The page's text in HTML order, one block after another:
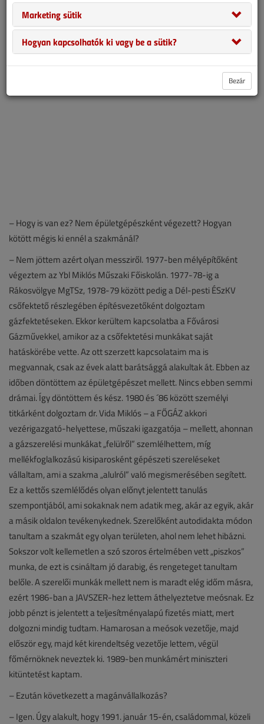
célokat fogalmaz meg, amiket idővel rendre teljesít. Mindezt teszi
úgy, hogy eredetileg nem is épületgépész a végzettsége, ám ezt
senki meg nem mondaná róla.
– Hogy is van ez? Nem épületgépészként végezett? Hogyan
kötött mégis ki ennél a szakmánál?
– Nem jöttem azért olyan messziről. 1977-ben mélyépítőként
végeztem az Ybl Miklós Műszaki Főiskolán. 1977-78-ig a
Rákosvölgye MgTSz, 1978-79 között pedig a Dél-pesti ÉSzKV
csőfektető részlegében építésvezetőként dolgoztam
gázfektetéseken. Ekkor kerültem kapcsolatba a Fővárosi
Gázművekkel, amikor az a csőfektetési munkákat saját
hatáskörébe vette. Az ott szerzett kapcsolataim ma is
megvannak, csak az évek alatt barátsággá alakultak át. Ebben az
időben döntöttem az épületgépészet mellett. Nincs ebben semmi
drámai. Így döntöttem és kész. 1980 és ´86 között személyi
titkárként dolgoztam dr. Vida Miklós – a FŐGÁZ akkori
vezérigazgató-helyettese, műszaki igazgatója – mellett, ahonnan
a gázszerelési munkákat „felülről” szemlélhettem, míg
mellékfoglalkozású kisiparosként gépészeti szereléseket
vállaltam, ami a szakma „alulról” való megismerésében segített.
Ez a kettős szemlélődés olyan előnyt jelentett tanulás
szempontjából, ami sokaknak nem adatik meg, akár az egyik, akár
a másik oldalon tevékenykednek. Szerelőként autodidakta módon
tanultam a szakmát egy olyan területen, ahol nem lehet hibázni.
Sokszor volt kellemetlen a szó szoros értelmében vett „piszkos”
munka, de ezt is csináltam jó darabig, és rengeteget tanultam
belőle. A szerelői munkák mellett nem is maradt elég időm másra,
ezért 1986-ban a JAVSZER-hez lettem áthelyeztetve meósnak. Ez
jobb pénzt is jelentett a teljesítményalapú fizetés miatt, mert
dolgozni mindig tudtam. Hamarosan a meósok vezetője, majd
először egy, majd két kirendeltség vezetője lettem, végül
főmérnöknek neveztek ki. 1989-ben munkámért miniszteri
kitüntetést kaptam.
– Ezután következett a magánvállalkozás?
– Igen. Úgy alakult, hogy 1991. január 15-én, családommal, közeli
Marketing sütik
Hogyan kapcsolhatók ki vagy be a sütik?
Bezár